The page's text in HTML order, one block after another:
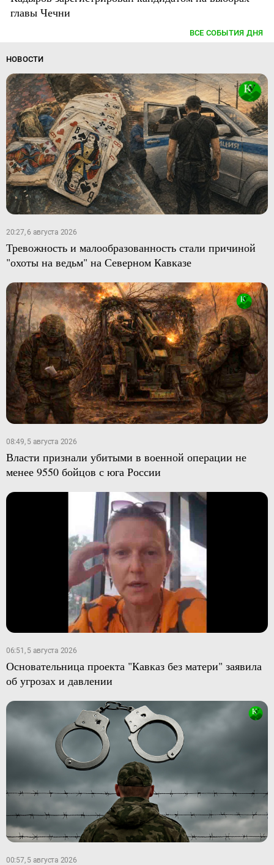
главы Чечни
ВСЕ СОБЫТИЯ ДНЯ
НОВОСТИ
20:27, 6 августа 2026
Тревожность и малообразованность стали причиной
"охоты на ведьм" на Северном Кавказе
08:49, 5 августа 2026
Власти признали убитыми в военной операции не
менее 9550 бойцов с юга России
06:51, 5 августа 2026
Основательница проекта "Кавказ без матери" заявила
об угрозах и давлении
00:57, 5 августа 2026